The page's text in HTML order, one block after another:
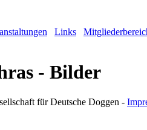
Links
- Bilder
für Deutsche Doggen -